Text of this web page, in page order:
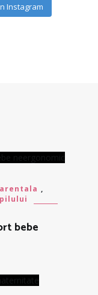
Instagram
,
bebe